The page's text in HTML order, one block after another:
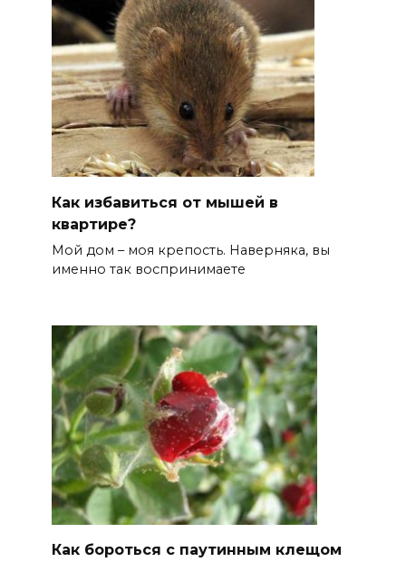
Как избавиться от мышей в
квартире?
Мой дом – моя крепость. Наверняка, вы
именно так воспринимаете
Как бороться с паутинным клещом